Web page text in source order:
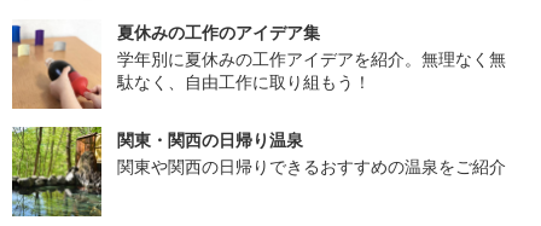
夏休みの工作のアイデア集
学年別に夏休みの工作アイデアを紹介。無理なく無
駄なく、自由工作に取り組もう！
関東・関西の日帰り温泉
関東や関西の日帰りできるおすすめの温泉をご紹介